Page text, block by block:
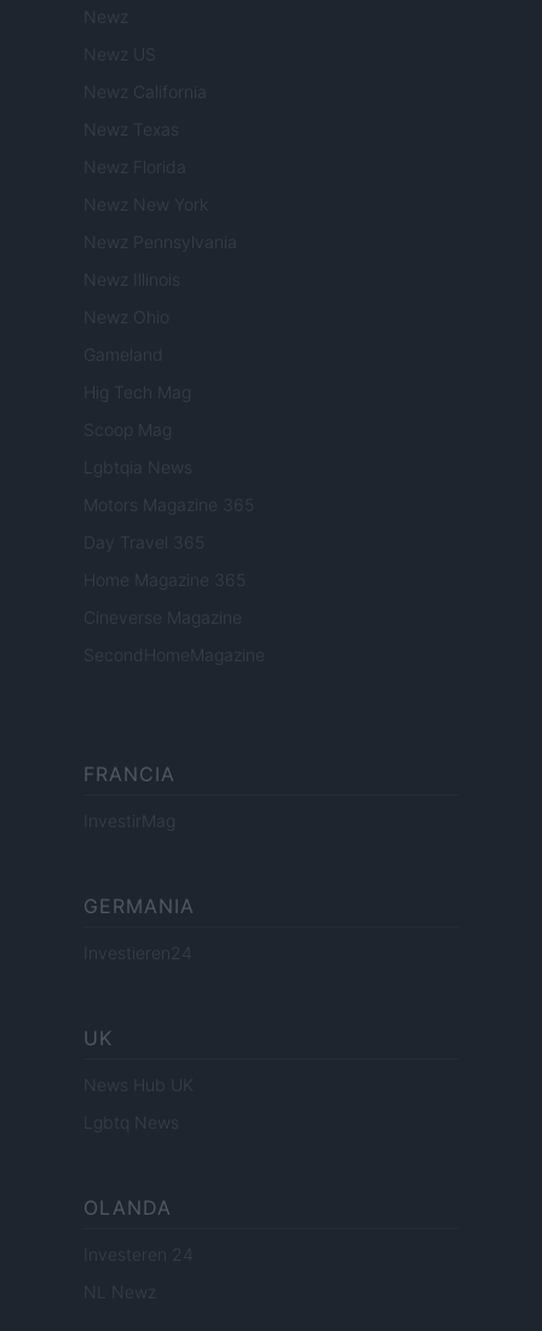
Newz
Newz US
Newz California
Newz Texas
Newz Florida
Newz New York
Newz Pennsylvania
Newz Illinois
Newz Ohio
Gameland
Hig Tech Mag
Scoop Mag
Lgbtqia News
Motors Magazine 365
Day Travel 365
Home Magazine 365
Cineverse Magazine
SecondHomeMagazine
FRANCIA
InvestirMag
GERMANIA
Investieren24
UK
News Hub UK
Lgbtq News
OLANDA
Investeren 24
NL Newz